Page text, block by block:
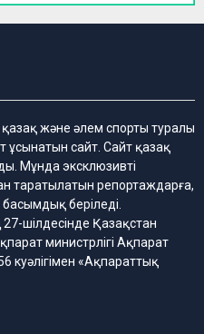
және әлем спорты туралы
сайт. Сайт қазақ
Мұнда эксклюзивті
таратылатын репортаждарға,
басымдық беріледі.
шілдесінде Қазақстан
министрлігі Ақпарат
куәлігімен «Ақпараттық